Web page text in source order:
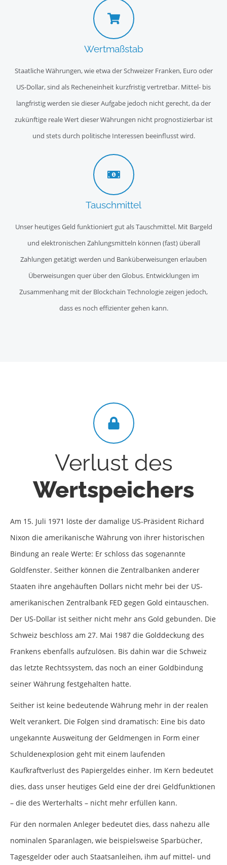
Wertmaßstab
Staatliche Währungen, wie etwa der Schweizer Franken, Euro oder
US-Dollar, sind als Recheneinheit kurzfristig vertretbar. Mittel- bis
langfristig werden sie dieser Aufgabe jedoch nicht gerecht, da der
zukünftige reale Wert dieser Währungen nicht prognostizierbar ist
und stets durch politische Interessen beeinflusst wird.
Tauschmittel
Unser heutiges Geld funktioniert gut als Tauschmittel. Mit Bargeld
und elektronischen Zahlungsmitteln können (fast) überall
Zahlungen getätigt werden und Banküberweisungen erlauben
Überweisungen quer über den Globus. Entwicklungen im
Zusammenhang mit der Blockchain Technologie zeigen jedoch,
dass es noch effizienter gehen kann.
Verlust des
Wertspeichers
Am 15. Juli 1971 löste der damalige US-Präsident Richard
Nixon die amerikanische Währung von ihrer historischen
Bindung an reale Werte: Er schloss das sogenannte
Goldfenster. Seither können die Zentralbanken anderer
Staaten ihre angehäuften Dollars nicht mehr bei der US-
amerikanischen Zentralbank FED gegen Gold eintauschen.
Der US-Dollar ist seither nicht mehr ans Gold gebunden. Die
Schweiz beschloss am 27. Mai 1987 die Golddeckung des
Frankens ebenfalls aufzulösen. Bis dahin war die Schweiz
das letzte Rechtssystem, das noch an einer Goldbindung
seiner Währung festgehalten hatte.
Seither ist keine bedeutende Währung mehr in der realen
Welt verankert. Die Folgen sind dramatisch: Eine bis dato
ungekannte Ausweitung der Geldmengen in Form einer
Schuldenexplosion geht mit einem laufenden
Kaufkraftverlust des Papiergeldes einher. Im Kern bedeutet
dies, dass unser heutiges Geld eine der drei Geldfunktionen
– die des Werterhalts – nicht mehr erfüllen kann.
Für den normalen Anleger bedeutet dies, dass nahezu alle
nominalen Sparanlagen, wie beispielsweise Sparbücher,
Tagesgelder oder auch Staatsanleihen, ihm auf mittel- und